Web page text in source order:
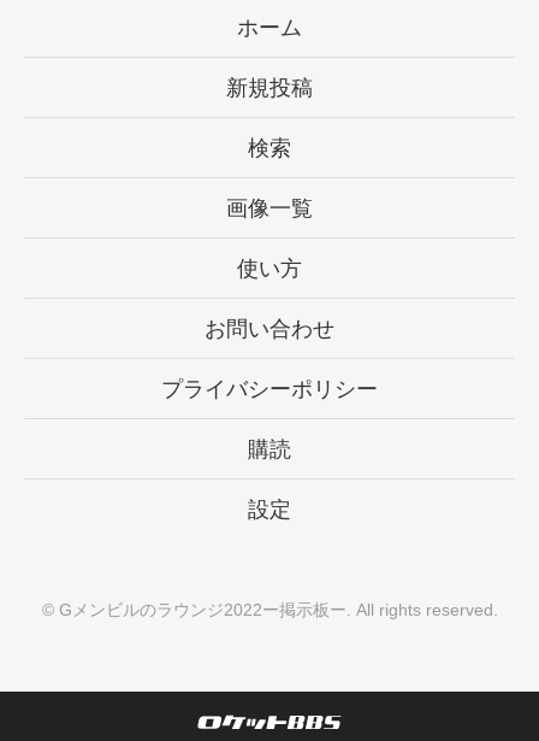
ホーム
新規投稿
検索
画像一覧
使い方
お問い合わせ
プライバシーポリシー
購読
設定
© Gメンビルのラウンジ2022ー掲示板ー . All rights reserved.